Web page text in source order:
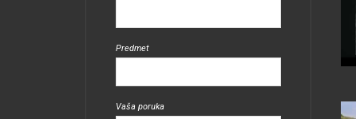
Predmet
Vaša poruka